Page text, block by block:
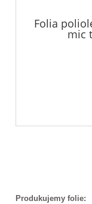
Folia
mic
Produkujemy folie: